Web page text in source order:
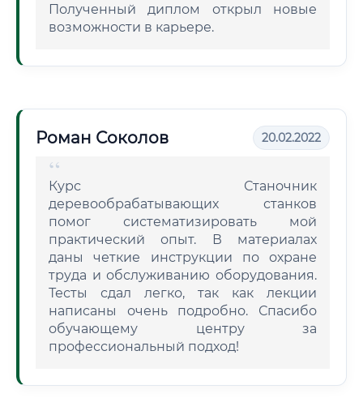
Полученный диплом открыл новые
возможности в карьере.
Роман Соколов 20.02.2022
Курс Станочник
деревообрабатывающих станков
помог систематизировать мой
практический опыт. В материалах
даны четкие инструкции по охране
труда и обслуживанию оборудования.
Тесты сдал легко, так как лекции
написаны очень подробно. Спасибо
обучающему центру за
профессиональный подход!